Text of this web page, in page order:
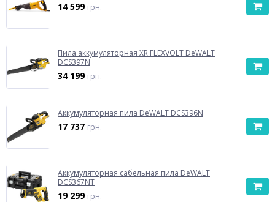
14 599 грн.
Пила аккумуляторная XR FLEXVOLT DeWALT
DCS397N
34 199 грн.
Аккумуляторная пила DeWALT DCS396N
17 737 грн.
Аккумуляторная сабельная пила DeWALT
DCS367NT
19 299 грн.